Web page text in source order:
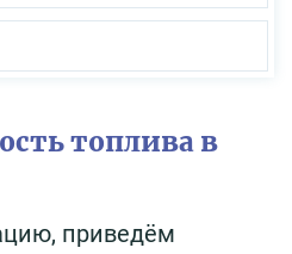
топлива в
приведём